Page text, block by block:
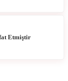
Etmiştir